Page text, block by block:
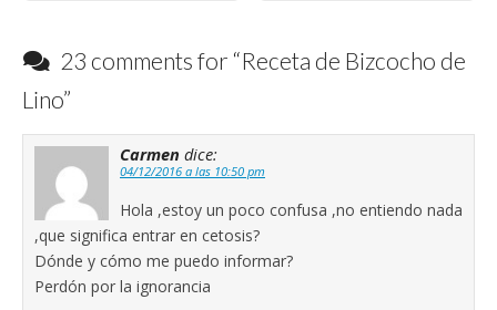
23 comments for “Receta de Bizcocho de
Lino”
Carmen dice:
04/12/2016 a las 10:50 pm
Hola ,estoy un poco confusa ,no entiendo nada
,que significa entrar en cetosis?
Dónde y cómo me puedo informar?
Perdón por la ignorancia